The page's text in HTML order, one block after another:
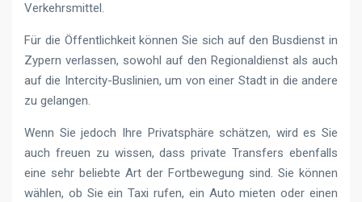
Verkehrsmittel.
Für die Öffentlichkeit können Sie sich auf den Busdienst in
Zypern verlassen, sowohl auf den Regionaldienst als auch
auf die Intercity-Buslinien, um von einer Stadt in die andere
zu gelangen.
Wenn Sie jedoch Ihre Privatsphäre schätzen, wird es Sie
auch freuen zu wissen, dass private Transfers ebenfalls
eine sehr beliebte Art der Fortbewegung sind. Sie können
wählen, ob Sie ein Taxi rufen, ein Auto mieten oder einen